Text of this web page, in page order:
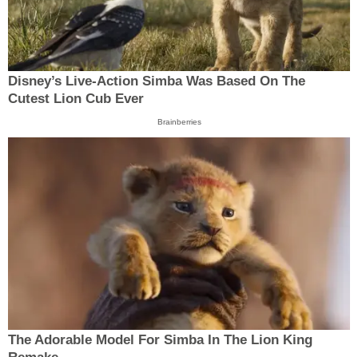
Disney’s Live-Action Simba Was Based On The
Cutest Lion Cub Ever
Brainberries
The Adorable Model For Simba In The Lion King